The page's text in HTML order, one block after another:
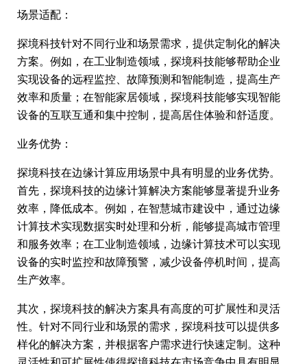
场景适配：
探境科技针对不同行业和场景需求，提供定制化的解决
方案。例如，在工业制造领域，探境科技能够帮助企业
实现设备的远程监控、故障预测和智能制造，提高生产
效率和质量；在智能家居领域，探境科技能够实现智能
设备的互联互通和集中控制，提高居住体验和舒适度。
业务优势：
探境科技在边缘计算应用场景中具有明显的业务优势。
首先，探境科技的边缘计算解决方案能够显著提升业务
效率，降低成本。例如，在智慧城市建设中，通过边缘
计算技术实现数据实时处理和分析，能够提高城市管理
和服务效率；在工业制造领域，边缘计算技术可以实现
设备的实时监控和故障预警，减少设备停机时间，提高
生产效率。
其次，探境科技的解决方案具有高度的可扩展性和灵活
性。针对不同行业和场景的需求，探境科技可以提供多
样化的解决方案，并根据客户需求进行快速定制。这种